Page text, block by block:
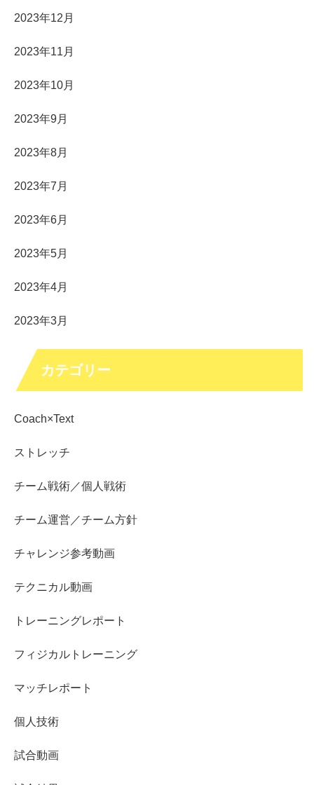
2023年12月
2023年11月
2023年10月
2023年9月
2023年8月
2023年7月
2023年6月
2023年5月
2023年4月
2023年3月
カテゴリー
Coach×Text
ストレッチ
チーム戦術／個人戦術
チーム運営／チーム方針
チャレンジ参考動画
テクニカル動画
トレーニングレポート
フィジカルトレーニング
マッチレポート
個人技術
試合動画